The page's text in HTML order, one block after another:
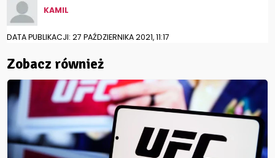
KAMIL
DATA PUBLIKACJI: 27 PAŹDZIERNIKA 2021, 11:17
Zobacz również